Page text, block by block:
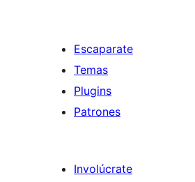
Escaparate
Temas
Plugins
Patrones
Involúcrate